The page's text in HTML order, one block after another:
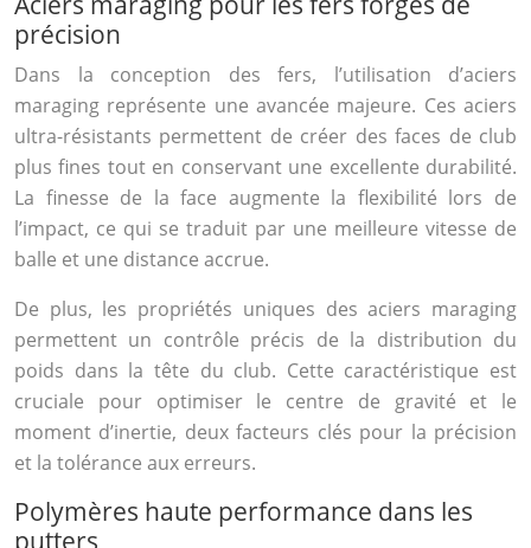
précision
Dans la conception des fers, l’utilisation d’aciers
maraging représente une avancée majeure. Ces aciers
ultra-résistants permettent de créer des faces de club
plus fines tout en conservant une excellente durabilité.
La finesse de la face augmente la flexibilité lors de
l’impact, ce qui se traduit par une meilleure vitesse de
balle et une distance accrue.
De plus, les propriétés uniques des aciers maraging
permettent un contrôle précis de la distribution du
poids dans la tête du club. Cette caractéristique est
cruciale pour optimiser le centre de gravité et le
moment d’inertie, deux facteurs clés pour la précision
et la tolérance aux erreurs.
Polymères haute performance dans les
putters